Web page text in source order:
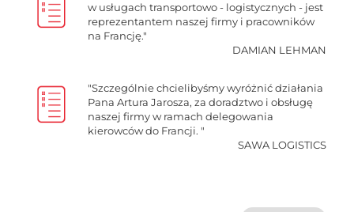
w usługach transportowo - logistycznych - jest
reprezentantem naszej firmy i pracowników
na Francję."
DAMIAN LEHMAN
"Szczególnie chcielibyśmy wyróżnić działania
Pana Artura Jarosza, za doradztwo i obsługę
naszej firmy w ramach delegowania
kierowców do Francji. "
SAWA LOGISTICS